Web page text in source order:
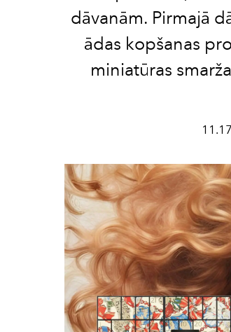
dāvanām. Pirmajā
ādas kopšanas
miniatūras